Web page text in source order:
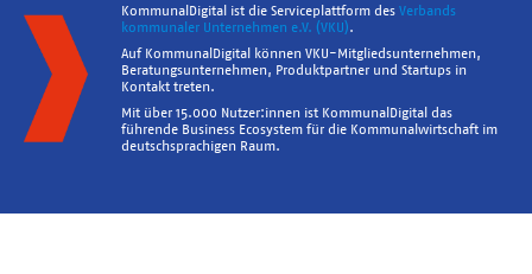
KommunalDigital ist die Serviceplattform des Verbands
kommunaler Unternehmen e.V. (VKU).
Auf KommunalDigital können VKU-Mitgliedsunternehmen,
Beratungsunternehmen, Produktpartner und Startups in
Kontakt treten.
Mit über 15.000 Nutzer:innen ist KommunalDigital das
führende Business Ecosystem für die Kommunalwirtschaft im
deutschsprachigen Raum.